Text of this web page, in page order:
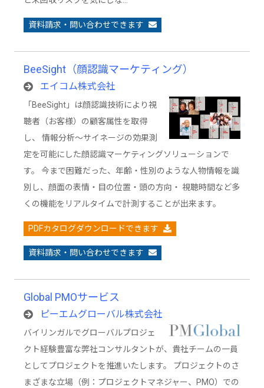
資料請求・問い合わせできます
BeeSight（顔認識マーケティング）
エイコム株式会社
「BeeSight」は顔認識技術により視
聴者（お客様）の顧客属性を取得
し、 情報分析～サイネージの効果測
定を可能にした顔認識マーケティングソリューションで
す。 今まで困難だった、年齢・性別のような人物情報を識
別し、顔面の表情・目の位置・頭の方向・ 視聴時間など多
くの機能をリアルタイムで計測することが出来ます。
PDFカタログダウンロードできます
資料請求・問い合わせできます
Global PMOサービス
ピーエムグローバル株式会社
バイリンガルでグローバルプロジェ
クト経験豊富な弊社コンサルタントが、貴社チームの一員
としてプロジェクトを推進いたします。 プロジェクトのさ
まざまな立場（例：プロジェクトマネジャー、PMO）での